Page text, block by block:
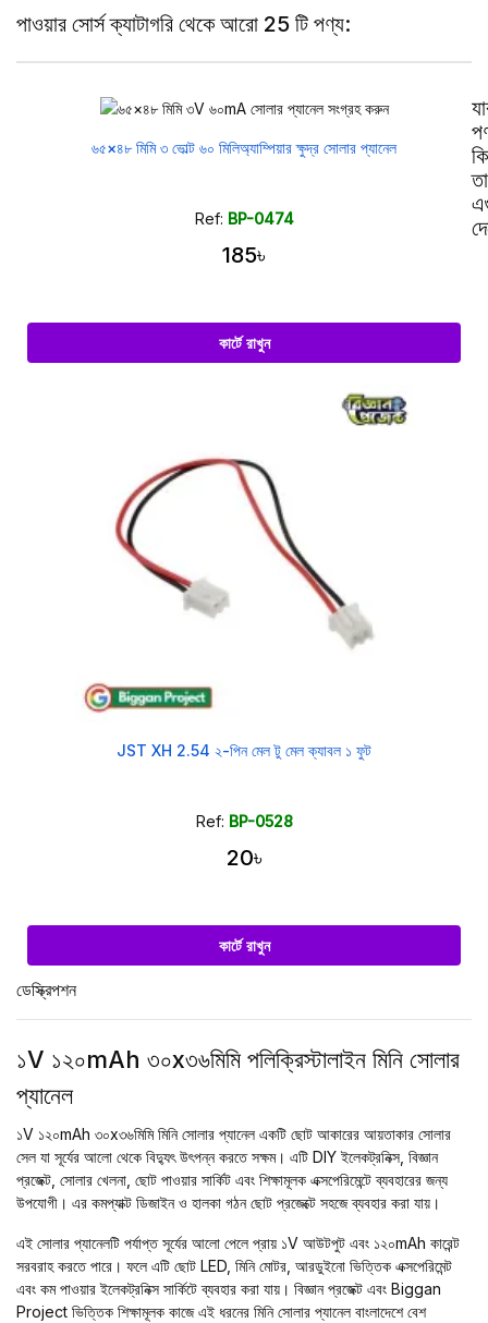
পাওয়ার সোর্স ক্যাটাগরি থেকে আরো 25 টি পণ্য:
৬৫×৪৮ মিমি ৩ ভোল্ট ৬০ মিলিঅ্যাম্পিয়ার ক্ষুদ্র সোলার প্যানেল
Ref: BP-0474
185৳
কার্টে রাখুন
JST XH 2.54 ২-পিন মেল টু মেল ক্যাবল ১ ফুট
Ref: BP-0528
20৳
কার্টে রাখুন
ডেস্ক্রিপশন
১V ১২০mAh ৩০x৩৬মিমি পলিক্রিস্টালাইন মিনি সোলার
প্যানেল
১V ১২০mAh ৩০x৩৬মিমি মিনি সোলার প্যানেল একটি ছোট আকারের আয়তাকার সোলার
সেল যা সূর্যের আলো থেকে বিদ্যুৎ উৎপন্ন করতে সক্ষম। এটি DIY ইলেকট্রনিক্স, বিজ্ঞান
প্রজেক্ট, সোলার খেলনা, ছোট পাওয়ার সার্কিট এবং শিক্ষামূলক এক্সপেরিমেন্টে ব্যবহারের জন্য
উপযোগী। এর কমপ্যাক্ট ডিজাইন ও হালকা গঠন ছোট প্রজেক্টে সহজে ব্যবহার করা যায়।
এই সোলার প্যানেলটি পর্যাপ্ত সূর্যের আলো পেলে প্রায় ১V আউটপুট এবং ১২০mAh কারেন্ট
সরবরাহ করতে পারে। ফলে এটি ছোট LED, মিনি মোটর, আরডুইনো ভিত্তিক এক্সপেরিমেন্ট
এবং কম পাওয়ার ইলেকট্রনিক্স সার্কিটে ব্যবহার করা যায়। বিজ্ঞান প্রজেক্ট এবং Biggan
Project ভিত্তিক শিক্ষামূলক কাজে এই ধরনের মিনি সোলার প্যানেল বাংলাদেশে বেশ